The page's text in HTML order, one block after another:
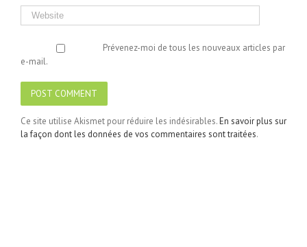
Prévenez-moi de tous les nouveaux articles par
e-mail.
Ce site utilise Akismet pour réduire les indésirables.En savoir plus sur
la façon dont les données de vos commentaires sont traitées.